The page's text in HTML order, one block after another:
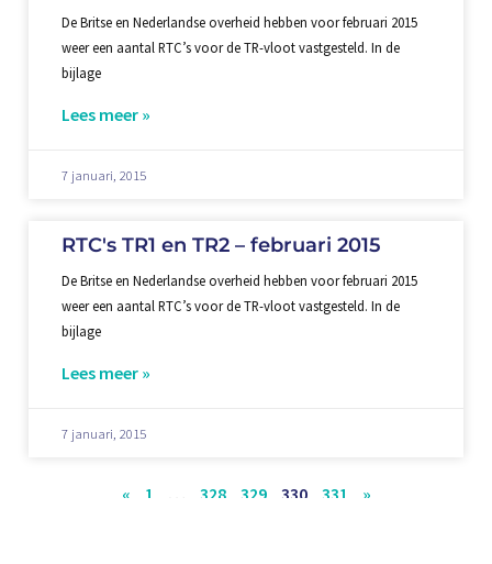
De Britse en Nederlandse overheid hebben voor februari 2015
weer een aantal RTC’s voor de TR-vloot vastgesteld. In de
bijlage
Lees meer »
7 januari, 2015
RTC's TR1 en TR2 – februari 2015
De Britse en Nederlandse overheid hebben voor februari 2015
weer een aantal RTC’s voor de TR-vloot vastgesteld. In de
bijlage
Lees meer »
7 januari, 2015
« 1 328 329 330 331 »